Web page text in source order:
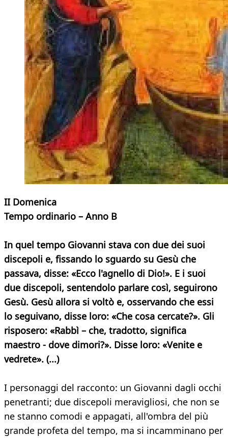
II Domenica
Tempo ordinario – Anno B
In quel tempo Giovanni stava con due dei suoi
discepoli e, fissando lo sguardo su Gesù che
passava, disse: «Ecco l'agnello di Dio!». E i suoi
due discepoli, sentendolo parlare così, seguirono
Gesù. Gesù allora si voltò e, osservando che essi
lo seguivano, disse loro: «Che cosa cercate?». Gli
risposero: «Rabbì – che, tradotto, significa
maestro - dove dimori?». Disse loro: «Venite e
vedrete». (...)
I personaggi del racconto: un Giovanni dagli occhi
penetranti; due discepoli meravigliosi, che non se
ne stanno comodi e appagati, all'ombra del più
grande profeta del tempo, ma si incamminano per